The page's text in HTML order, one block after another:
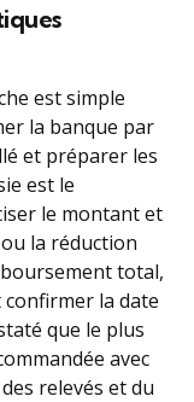
est simple
la banque par
et préparer les
est le
le montant et
la réduction
total,
la date
que le plus
avec
relevés et du